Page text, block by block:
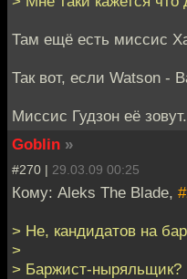
Там ещё есть миссис
Так вот, если Watson -
Миссис Гудзон её зовут.
Goblin »
#270 | 29.03.09 00:25
Кому: Aleks The Blade,
> Не, кандидатов на
>
> Баржист-ныряльщик?